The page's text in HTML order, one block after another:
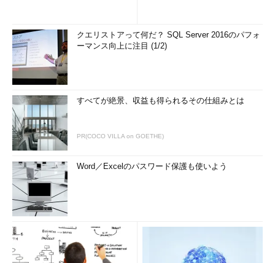
クエリストアって何だ？ SQL Server 2016のパフォ
ーマンス向上に注目 (1/2)
すべてが絶景、収益も得られるその仕組みとは
PR(COCO VILLA on GOETHE)
Word／Excelのパスワード保護も使いよう